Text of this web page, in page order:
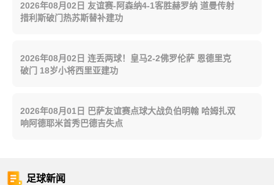
2026年08月02日 友谊赛-阿森纳4-1客胜赫罗纳 道曼传射
措利斯破门热苏斯替补建功
2026年08月02日 连丢两球！皇马2-2佛罗伦萨 恩德里克
破门 18岁小将西里亚建功
2026年08月01日 巴萨友谊赛点球大战负伯明翰 哈姆扎双
响阿德耶米首秀巴德吉失点
足球新闻